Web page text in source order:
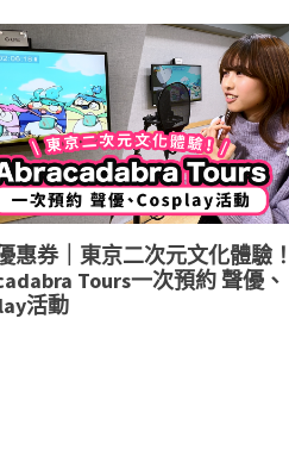
惠券｜東京二次元文化體驗！
Tours一次預約 聲優、
活動